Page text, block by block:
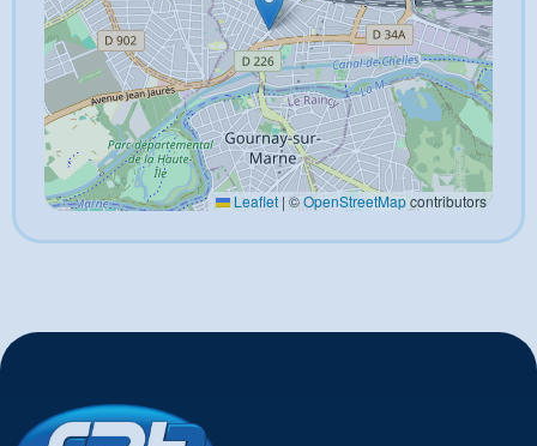
Leaflet | ©OpenStreetMapcontributors